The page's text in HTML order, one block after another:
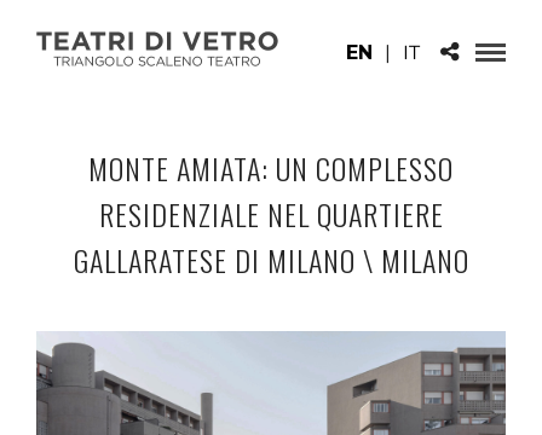
EN | IT
MONTE AMIATA: UN COMPLESSO
RESIDENZIALE NEL QUARTIERE
GALLARATESE DI MILANO \ MILANO